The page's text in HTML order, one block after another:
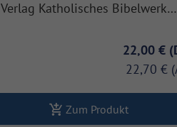
Verlag Katholisches Bibelwerk…
22,00 €
22,70 €
Zum Produkt